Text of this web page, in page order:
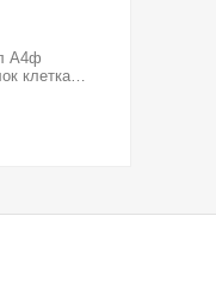
А4ф
клетка